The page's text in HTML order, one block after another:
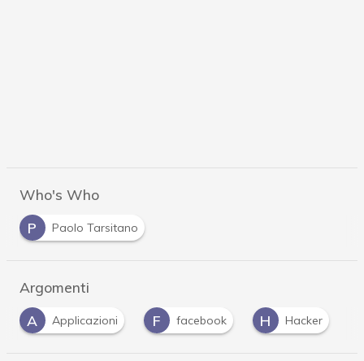
Who's Who
P
Paolo Tarsitano
Argomenti
F
facebook H Hacker iOS P